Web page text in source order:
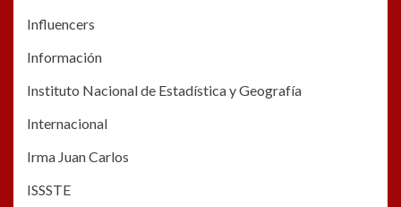
Influencers
Información
Instituto Nacional de Estadística y Geografía
Internacional
Irma Juan Carlos
ISSSTE